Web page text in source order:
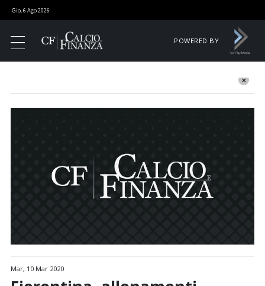
Gio, 6 Ago 2026
POWERED BY
Mar, 10 Mar 2020